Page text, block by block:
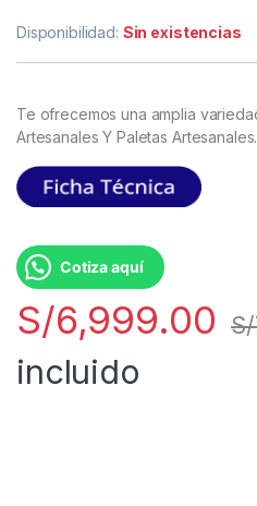
Disponibilidad: Sin existencias
Te ofrecemos una amplia
Artesanales Y Paletas Artesanales.
Cotiza aquí
S/6,999.00 S/
incluido